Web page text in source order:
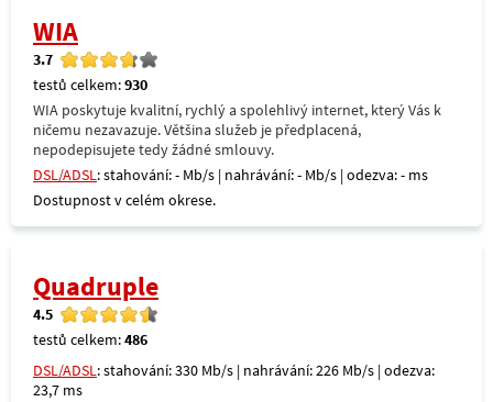
WIA
3.7
testů celkem:930
WIA poskytuje kvalitní, rychlý a spolehlivý internet, který Vás k
ničemu nezavazuje. Většina služeb je předplacená,
nepodepisujete tedy žádné smlouvy.
DSL/ADSL: stahování: - Mb/s | nahrávání: - Mb/s | odezva: - ms
Dostupnost v celém okrese.
Quadruple
4.5
testů celkem:486
DSL/ADSL: stahování: 330 Mb/s | nahrávání: 226 Mb/s | odezva:
23,7 ms